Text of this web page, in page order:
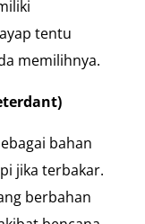
tentu
memilihnya.
bahan
jika terbakar.
berbahan